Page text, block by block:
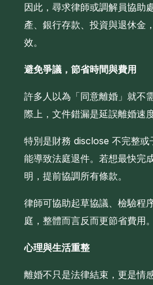
因此，尋求律師或調解員協助
產、銀行存款、投資與退休金
效。
避免爭議，節省時間與費用
許多人以為「同意離婚」就不
際上，文件錯漏是延誤離婚速
特別是財務 disclose 不完整或
能導致法庭退件。若想最快完
明，提前協調所有條款。
律師可協助起草協議、檢驗程
庭，整體而言反而更節省費用。
心理與生活重整
離婚不只是法律結束，更是情